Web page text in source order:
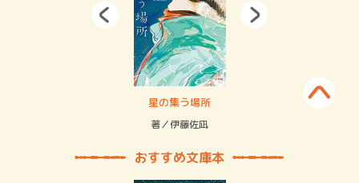
星の集う場所
著／伊藤佐凪
記憶
おすすめ文庫本